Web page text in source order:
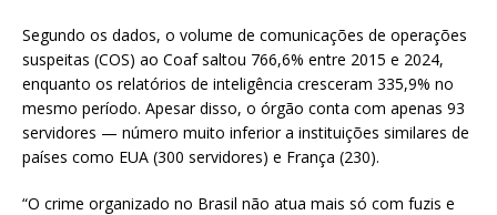
Segundo os dados, o volume de comunicações de operações
suspeitas (COS) ao Coaf saltou 766,6% entre 2015 e 2024,
enquanto os relatórios de inteligência cresceram 335,9% no
mesmo período. Apesar disso, o órgão conta com apenas 93
servidores — número muito inferior a instituições similares de
países como EUA (300 servidores) e França (230).
“O crime organizado no Brasil não atua mais só com fuzis e